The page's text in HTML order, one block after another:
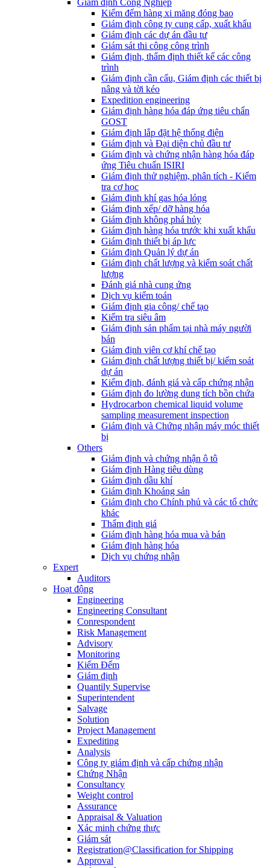
Giám định Công Nghiệp
Kiểm đếm hàng xi măng đóng bao
Giám định công ty cung cấp, xuất khẩu
Giám định các dự án đầu tư
Giám sát thi công công trình
Giám định, thẩm định thiết kế các công
trình
Giám định cần cẩu, Giám định các thiết bị
nâng và tời kéo
Expedition engineering
Giám định hàng hóa đáp ứng tiêu chẩn
GOST
Giám định lắp đặt hệ thống điện
Giám định và Đại diện chủ đầu tư
Giám định và chứng nhận hàng hóa đáp
ứng Tiêu chuẩn ISIRI
Giám định thử nghiệm, phân tích - Kiểm
tra cơ học
Giám định khí gas hóa lỏng
Giám định xếp/ dỡ hàng hóa
Giám định không phá hủy
Giám định hàng hóa trước khi xuất khẩu
Giám định thiết bị áp lực
Giám định Quản lý dự án
Giám định chất lượng và kiểm soát chất
lượng
Đánh giá nhà cung ứng
Dịch vụ kiểm toán
Giám định gia công/ chế tạo
Kiểm tra siêu âm
Giám định sản phẩm tại nhà máy người
bán
Giám định viên cơ khí chế tạo
Giám định chất lượng thiết bị/ kiểm soát
dự án
Kiểm định, đánh giá và cấp chứng nhận
Giám định đo lường dung tích bồn chứa
Hydrocarbon chemical liquid volume
sampling measurement inspection
Giám định và Chứng nhận máy móc thiết
bị
Others
Giám định và chứng nhận ô tô
Giám định Hàng tiêu dùng
Giám định dầu khí
Giám định Khoáng sản
Giám định cho Chính phủ và các tổ chức
khác
Thẩm định giá
Giám định hàng hóa mua và bán
Giám định hàng hóa
Dịch vụ chứng nhận
Expert
Auditors
Hoạt động
Engineering
Engineering Consultant
Conrespondent
Risk Management
Advisory
Monitoring
Kiểm Đếm
Giám định
Quantily Supervise
Superintendent
Salvage
Solution
Project Management
Expediting
Analysis
Công ty giám định và cấp chứng nhận
Chứng Nhận
Consultancy
Weight control
Assurance
Appraisal & Valuation
Xác minh chứng thực
Giám sát
Registration@Classification for Shipping
Approval